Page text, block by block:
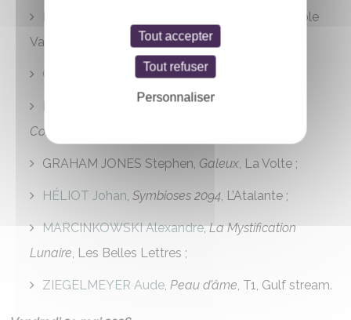
BOUIX Christopher
, Au Diable
Vauvert ;
CAUSSARIEU Morgane,Visqueuse
DÉBATS Jeanne-A.,La Vieille Anglaise et le
Continent
GRAHAM JONES Stephen, Galeux, La Volte ;
HÉLIOT Johan,Symbioses 2094, L’Atalante ;
MARCINKOWSKI Alexandre,La Mystification
Lunaire, Les Belles Lettres ;
ZIEGELMEYER Aude,Peau d’âme, T1, Gulf stream.
Tout accepter
Tout refuser
Personnaliser